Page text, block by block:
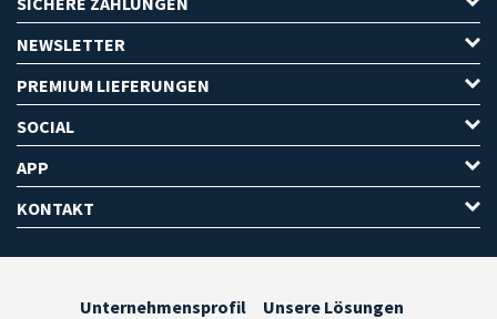
NEWSLETTER
PREMIUM LIEFERUNGEN
SOCIAL
APP
KONTAKT
Unternehmensprofil
Unsere Lösungen